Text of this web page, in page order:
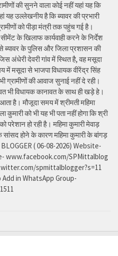
की सुनने वाला कोई नहीं यहां यह कि
यह उल्लेखनीय है कि ब्यावर की प्रभारी
को पीड़ा मंत्री तक पहुंच गई है।
के खिलाफ कार्यवाही करने के निर्देश
से ब्यावर के पुलिस और जिला प्रशासन की
अंधेरी देवरी गांव में स्थित है, वह मसूदा
में मसूदा से भाजपा विधायक वीरेंद्र सिंह
ग्रामीणों की आवाज सुनाई नहीं दे रही।
भी विधायक कानावत के साथ ही खड़े हे।
है। मौजूदा समय में श्रीमती महिमा
को भी यह भी पता नहीं होगा कि श्री
परेशान हो रही है। महिमा कुमारी मेवाड़
होने के कारण महिमा कुमारी के बांगड़
( 06-08-2026) Website-
www.facebook.com/SPMittalblog
spmittalblogger?s=11
in WhatsApp Group-